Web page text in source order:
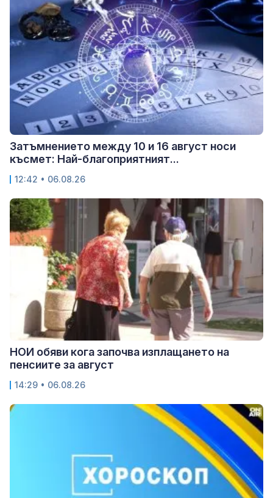
Затъмнението между 10 и 16 август носи
късмет: Най-благоприятният...
12:42 • 06.08.26
НОИ обяви кога започва изплащането на
пенсиите за август
14:29 • 06.08.26